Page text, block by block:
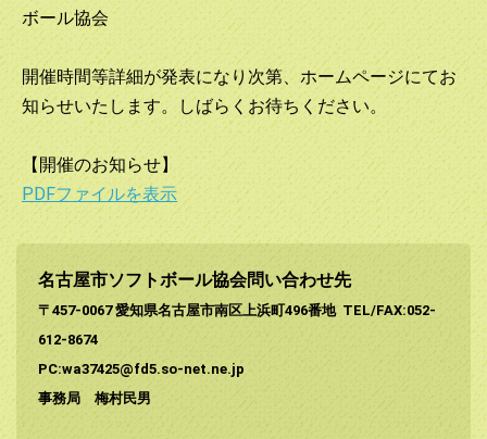
ボール協会
開催時間等詳細が発表になり次第、ホームページにてお
知らせいたします。しばらくお待ちください。
【開催のお知らせ】
PDFファイルを表示
名古屋市ソフトボール協会問い合わせ先
〒457-0067 愛知県名古屋市南区上浜町496番地 TEL/FAX:052-
612-8674
PC:wa37425@fd5.so-net.ne.jp
事務局 梅村民男